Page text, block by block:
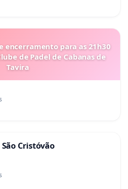
encerramento para as 21h30
de Padel de Cabanas de
Tavira
Cristóvão